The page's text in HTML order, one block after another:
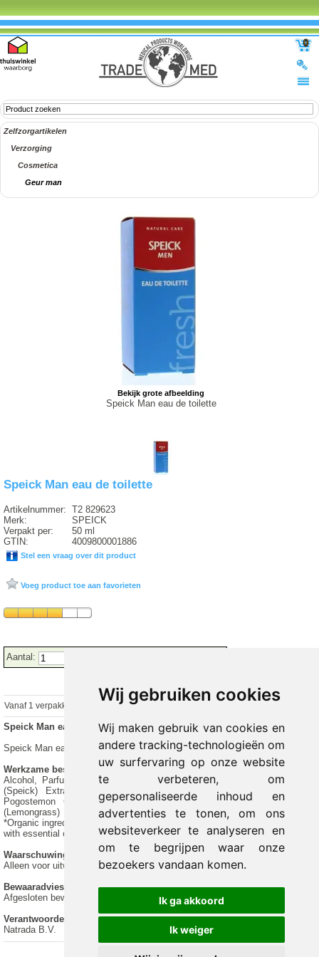
Wij gebruiken cookies
Wij maken gebruik van cookies en
andere tracking-technologieën om
uw surfervaring op onze website
te verbeteren, om
gepersonaliseerde inhoud en
advertenties te tonen, om ons
websiteverkeer te analyseren en
om te begrijpen waar onze
bezoekers vandaan komen.
Ik ga akkoord
Ik weiger
0
Zelfzorgartikelen
Verzorging
Cosmetica
Geur man
Bekijk grote afbeelding
Speick Man eau de toilette
Speick Man eau de toilette
Artikelnummer:
Merk:
Verpakt per:
GTIN:
T2 829623
SPEICK
50 ml
4009800001886
Stel een vraag over dit product
Voeg product toe aan favorieten
Aantal:
Vanaf 1 verpakking € 18.29 excl.
Speick Man eau de toilette
Speick Man eau de toilette
Werkzame bestanddelen
Alcohol, Parfum (Fragrance)**, Aqua (Water), Limonene, Valeriana Celtica
(Speick) Extract*, Citrus Aurantium Amara (Bitter Orange) Peel Oil,
Pogostemon Cablin (Patchouli) Leaf Oil, Cymbopogon Schoenanthus
(Lemongrass) Oil, Citral, Citronellol, Coumarin, Eugenol, Geraniol, Linalool.
*Organic ingredient from biologically regulated wild harvesting **Combination
with essential oils
Waarschuwingen
Alleen voor uitwendig gebruik.
Bewaaradvies
Afgesloten bewaren, buiten bereik van kinderen.
Verantwoordelijk voor het in de handel brengen
Natrada B.V.